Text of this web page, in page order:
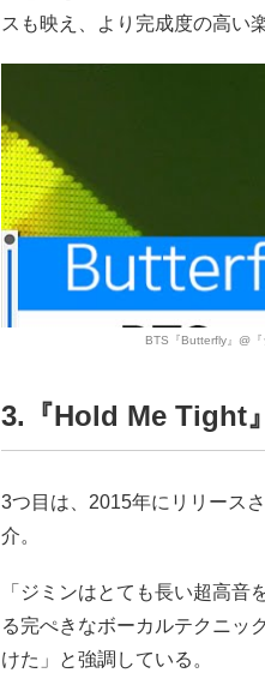
スも映え、より完成度の高い
BTS『Butterfly』@
3.『Hold Me Tight』
3つ目は、2015年にリリース
介。
「ジミンはとても長い超高
る完ぺきなボーカルテクニッ
けた」と強調している。